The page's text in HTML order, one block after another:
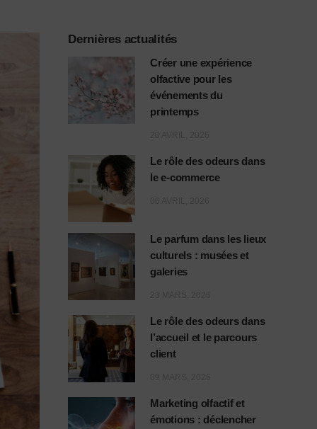
Dernières actualités
Créer une expérience
olfactive pour les
événements du
printemps
Le rôle des odeurs dans
le e-commerce
Le parfum dans les lieux
culturels : musées et
galeries
Le rôle des odeurs dans
l’accueil et le parcours
client
Marketing olfactif et
émotions : déclencher